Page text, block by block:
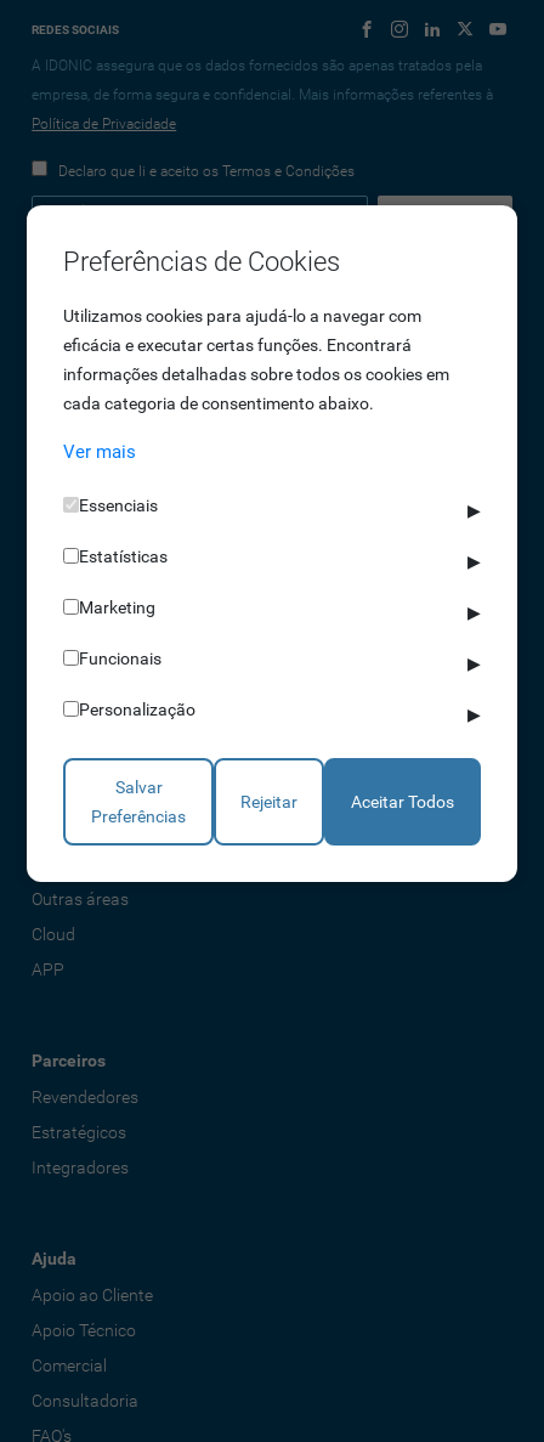
REDES SOCIAIS
A IDONIC assegura que os dados fornecidos são apenas tratados pela
empresa, de forma segura e confidencial. Mais informações referentes à
Política de Privacidade
Declaro que li e aceito os Termos e Condições
Empresa
Sobre Nós
Oportunidades de Emprego
Termos e Condições
Política de Privacidade
Livro de reclamações
Soluções
Acessos
Torniquetes
Parques Auto
Rondas e Serviços
Outras áreas
Cloud
APP
Parceiros
Revendedores
Estratégicos
Integradores
Ajuda
Apoio ao Cliente
Apoio Técnico
Comercial
Consultadoria
FAQ's
Preferências de Cookies
Utilizamos cookies para ajudá-lo a navegar com
eficácia e executar certas funções. Encontrará
informações detalhadas sobre todos os cookies em
cada categoria de consentimento abaixo.
Ver mais
Essenciais ▶
Estatísticas ▶
Marketing ▶
Funcionais ▶
Personalização ▶
Salvar
Preferências
Rejeitar Aceitar Todos